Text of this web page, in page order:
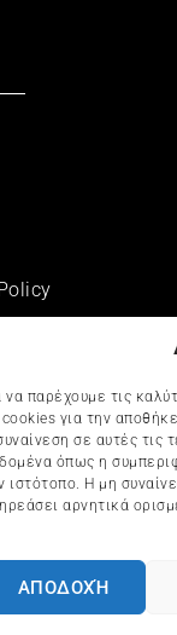
να παρέχουμε τις
για την
σε αυτές τις
όπως η
ιστότοπο. Η μη
αρνητικά
ΑΠΟΔΟΧΉ
ODD studio